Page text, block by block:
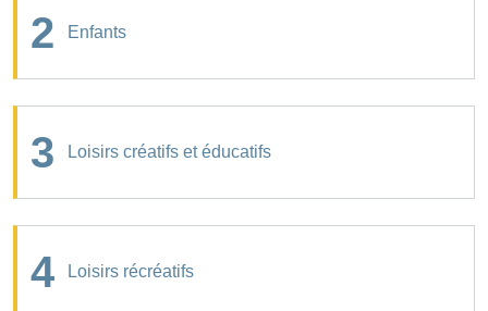
2 Enfants
3 Loisirs créatifs et éducatifs
4 Loisirs récréatifs